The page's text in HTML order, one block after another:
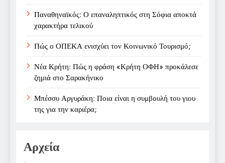
Παναθηναϊκός: Ο επαναληπτικός στη Σόφια αποκτά
χαρακτήρα τελικού
Πώς ο ΟΠΕΚΑ ενισχύει τον Κοινωνικό Τουρισμό;
Νέα Κρήτη: Πώς η φράση «Κρήτη ΟΦΗ» προκάλεσε
ζημιά στο Σαρακήνικο
Μπέσσυ Αργυράκη: Ποια είναι η συμβουλή του γιου
της για την καριέρα;
Αρχεία